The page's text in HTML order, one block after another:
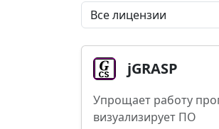
jGRASP
Упрощает работу
визуализирует ПО